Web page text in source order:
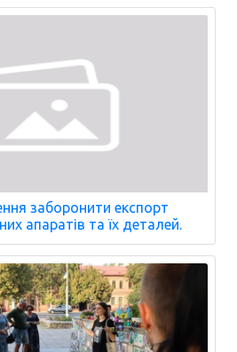
заборонити експорт
апаратів та їх деталей.